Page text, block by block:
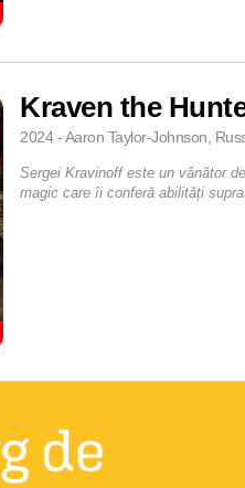
Kraven the
2024 - Aaron Taylor-Johnson,
Sergei Kravinoff este un vânător
magic care îi conferă abilități